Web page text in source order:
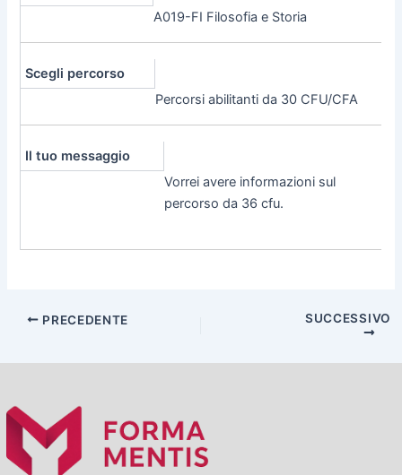
A019-FI Filosofia e Storia
Scegli percorso
Percorsi abilitanti da 30 CFU/CFA
Il tuo messaggio
Vorrei avere informazioni sul
percorso da 36 cfu.
PRECEDENTE SUCCESSIVO